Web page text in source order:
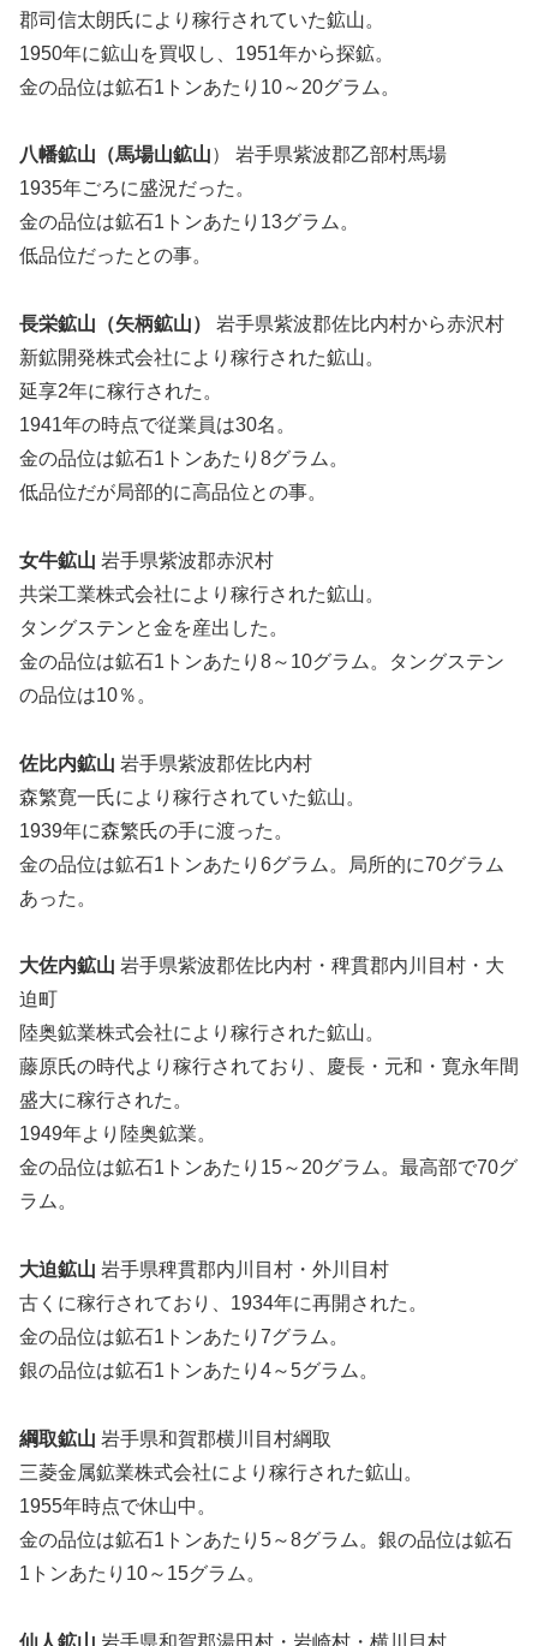
郡司信太朗氏により稼行されていた鉱山。
1950年に鉱山を買収し、1951年から探鉱。
金の品位は鉱石1トンあたり10～20グラム。
八幡鉱山（馬場山鉱山） 岩手県紫波郡乙部村馬場
1935年ごろに盛況だった。
金の品位は鉱石1トンあたり13グラム。
低品位だったとの事。
長栄鉱山（矢柄鉱山）
岩手県紫波郡佐比内村から赤沢村
新鉱開発株式会社により稼行された鉱山。
延享2年に稼行された。
1941年の時点で従業員は30名。
金の品位は鉱石1トンあたり8グラム。
低品位だが局部的に高品位との事。
女牛鉱山 岩手県紫波郡赤沢村
共栄工業株式会社により稼行された鉱山。
タングステンと金を産出した。
金の品位は鉱石1トンあたり8～10グラム。タングステン
の品位は10％。
佐比内鉱山 岩手県紫波郡佐比内村
森繁寛一氏により稼行されていた鉱山。
1939年に森繁氏の手に渡った。
金の品位は鉱石1トンあたり6グラム。局所的に70グラム
あった。
大佐内鉱山 岩手県紫波郡佐比内村・稗貫郡内川目村・大
迫町
陸奥鉱業株式会社により稼行された鉱山。
藤原氏の時代より稼行されており、慶長・元和・寛永年間
盛大に稼行された。
1949年より陸奥鉱業。
金の品位は鉱石1トンあたり15～20グラム。最高部で70グ
ラム。
大迫鉱山 岩手県稗貫郡内川目村・外川目村
古くに稼行されており、1934年に再開された。
金の品位は鉱石1トンあたり7グラム。
銀の品位は鉱石1トンあたり4～5グラム。
綱取鉱山 岩手県和賀郡横川目村綱取
三菱金属鉱業株式会社により稼行された鉱山。
1955年時点で休山中。
金の品位は鉱石1トンあたり5～8グラム。銀の品位は鉱石
1トンあたり10～15グラム。
仙人鉱山 岩手県和賀郡湯田村・岩崎村・横川目村